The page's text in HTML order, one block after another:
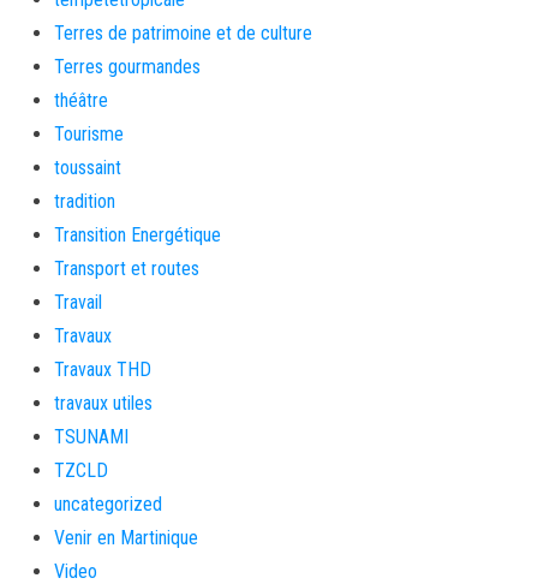
Terres de patrimoine et de culture
Terres gourmandes
théâtre
Tourisme
toussaint
tradition
Transition Energétique
Transport et routes
Travail
Travaux
Travaux THD
travaux utiles
TSUNAMI
TZCLD
uncategorized
Venir en Martinique
Video